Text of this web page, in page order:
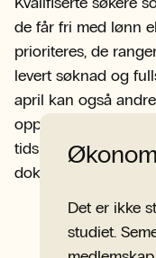
de får fri med lønn
prioriteres, de
levert søknad og
april kan også
opptak, også denne
tidspunktet for når
dokumentasjon er
Det er ikke
studiet.